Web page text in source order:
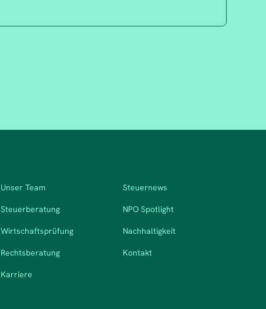
Unser Team
Steuerberatung
Wirtschaftsprüfung
Rechtsberatung
Karriere
Steuernews
NPO Spotlight
Nachhaltigkeit
Kontakt